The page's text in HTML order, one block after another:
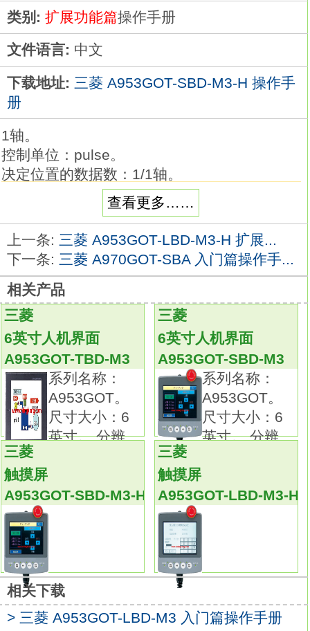
类别: 扩展功能篇操作手册
文件语言: 中文
下载地址: 三菱 A953GOT-SBD-M3-H 操作手
册
1轴。
控制单位：pulse。
决定位置的数据数：1/1轴。
15针连接器、9针连接模拟电压输出(DC-10-
输入接口电路工作过程：当开关合上，二极管
发光，
然后三极管在光的照射下导通，向内部电路输
入信号A953GOT-SBD-M3-H扩展功能篇。
当开关断开，二极管不发光，三极管不导通
A953GOT-SBD-M3-H
向内部电路输入信号。
也就是通过输入接口电路把外部的开关信号转
化成PLC内部所能接受的数字信号。
PLC的选型随着PLC技术的发展，PLC产品的
种类越来越多，
功能日趋完善，其应用也越来越广泛。
不同系列不同型号的PLC其性能各有不同，适
用场合也各有侧重，
价格上也有较大差异。因此PLC选型时，
在满足控制要求的前提下，
应考虑最佳的性能价格比，合理选择
PLCA953GOT-SBD-M3-H扩展功能篇。
输入状态和输入信息从输入接口输进，
CPU将之存入工作数据存储器中或输入映象寄
存器。
然后由CPU把数据和程序有机地结合在一起。
查看更多……
上一条: 三菱 A953GOT-LBD-M3-H 扩展...
下一条: 三菱 A970GOT-SBA 入门篇操作手...
相关产品
三菱
6英寸人机界面
A953GOT-TBD-M3
系列名称：
A953GOT。
尺寸大小：6
英寸。 分辨
三菱
6英寸人机界面
A953GOT-SBD-M3
系列名称：
A953GOT。
尺寸大小：6
英寸。 分辨
三菱
触摸屏
A953GOT-SBD-M3-H
三菱
触摸屏
A953GOT-LBD-M3-H
相关下载
> 三菱 A953GOT-LBD-M3 入门篇操作手册